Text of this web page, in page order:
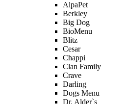
AlpaPet
Berkley
Big Dog
BioMenu
Blitz
Cesar
Chappi
Clan Family
Crave
Darling
Dogs Menu
Dr. Alder`s